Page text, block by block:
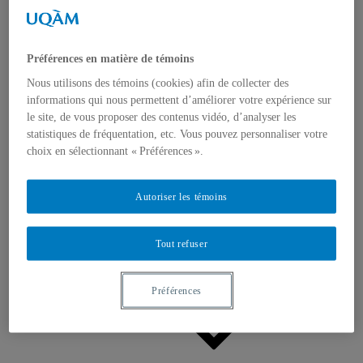
Bourses et prix
Distinctions
Événements à venir
Archives et bilans
Colloque international CRISES
Perspectives et dialogue
Vidéos et baladodiffusions
Préférences en matière de témoins
Nous utilisons des témoins (cookies) afin de collecter des
informations qui nous permettent d’améliorer votre expérience sur
le site, de vous proposer des contenus vidéo, d’analyser les
statistiques de fréquentation, etc. Vous pouvez personnaliser votre
choix en sélectionnant « Préférences ».
Tout refuser
Autoriser les témoins
Préférences